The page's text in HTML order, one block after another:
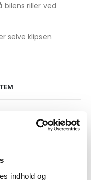
indhold og
riller ved
selve klipsen